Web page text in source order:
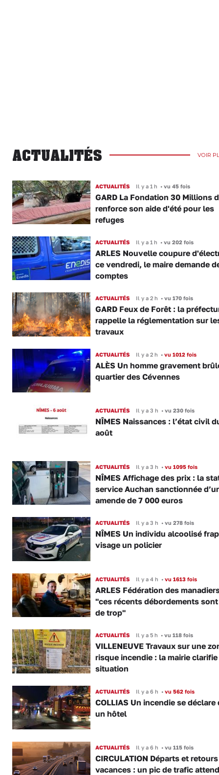
ACTUALITÉS VOIR
ACTUALITÉS Il y a 1 h •vu 45 fois
GARD La Fondation 30 Millions
renforce son aide d'été pour les
refuges
ACTUALITÉS Il y a 1 h •vu 202 fois
ARLES Nouvelle coupure
ce vendredi, le maire demande
comptes
ACTUALITÉS Il y a 2 h •vu 170 fois
GARD Feux de Forêt : la
rappelle la réglementation sur
travaux
ACTUALITÉS Il y a 2 h •vu 1012 fois
ALÈS Un homme gravement
quartier des Cévennes
ACTUALITÉS Il y a 3 h •vu 230 fois
NÎMES Naissances : l’état civil
août
ACTUALITÉS Il y a 3 h •vu 1095 fois
NÎMES Affichage des prix : la
service Auchan sanctionnée
amende de 7 000 euros
ACTUALITÉS Il y a 3 h •vu 278 fois
NÎMES Un individu alcoolisé
visage un policier
ACTUALITÉS Il y a 4 h •vu 1613 fois
ARLES Fédération des
"ces récents débordements
de trop"
ACTUALITÉS Il y a 5 h •vu 118 fois
VILLENEUVE Travaux sur une
risque incendie : la mairie
situation
ACTUALITÉS Il y a 6 h •vu 562 fois
COLLIAS Un incendie se déclare
un hôtel
ACTUALITÉS Il y a 6 h •vu 115 fois
CIRCULATION Départs et
vacances : un pic de trafic